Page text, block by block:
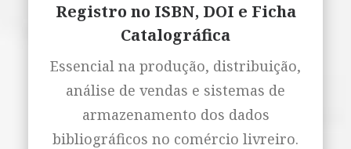
Registro no ISBN, DOI e Ficha
Catalográfica
Essencial na produção, distribuição,
análise de vendas e sistemas de
armazenamento dos dados
bibliográficos no comércio livreiro.